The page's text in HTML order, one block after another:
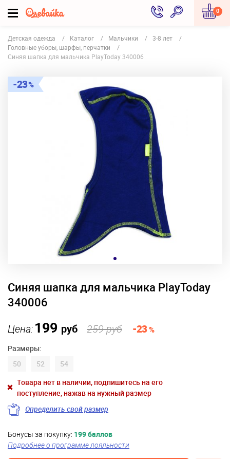
0
Детская одежда Каталог Мальчики
3-8 лет
Головные уборы, шарфы, перчатки
Синяя шапка для мальчика PlayToday 340006
23
Синяя шапка для мальчика PlayToday
340006
Цена:199 руб 259 руб -23%
Размеры:
50
52
54
Товара нет в наличии, подпишитесь на его
поступление, нажав на нужный размер
Определить свой размер
Бонусы за покупку: 199 баллов
Подробнее о программе лояльности